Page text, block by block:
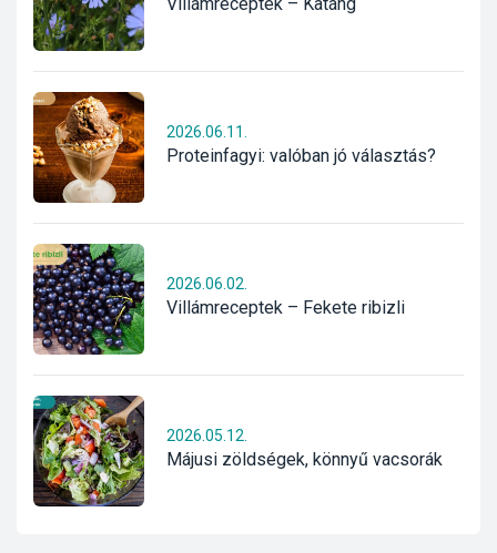
Proteinfagyi: valóban jó választás?
2026.06.11.
Villámreceptek – Fekete ribizli
2026.06.02.
Májusi zöldségek, könnyű vacsorák
2026.05.12.